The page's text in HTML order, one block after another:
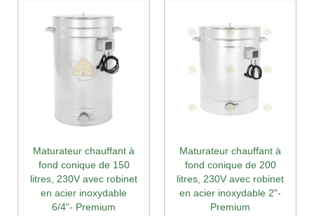
Maturateur chauffant à
fond conique de 150
litres, 230V avec robinet
en acier inoxydable
6/4"- Premium
Maturateur chauffant à
fond conique de 200
litres, 230V avec robinet
en acier inoxydable 2"-
Premium